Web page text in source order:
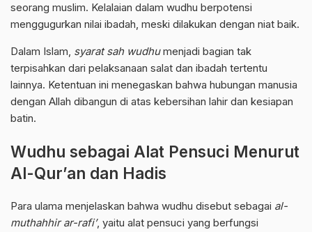
seorang muslim. Kelalaian dalam wudhu berpotensi
menggugurkan nilai ibadah, meski dilakukan dengan niat baik.
Dalam Islam, syarat sah wudhumenjadi bagian tak
terpisahkan dari pelaksanaan salat dan ibadah tertentu
lainnya. Ketentuan ini menegaskan bahwa hubungan manusia
dengan Allah dibangun di atas kebersihan lahir dan kesiapan
batin.
Wudhu sebagai Alat Pensuci Menurut
Al-Qur’an dan Hadis
Para ulama menjelaskan bahwa wudhu disebut sebagai al-
muthahhir ar-rafi’, yaitu alat pensuci yang berfungsi